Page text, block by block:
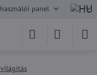
panel